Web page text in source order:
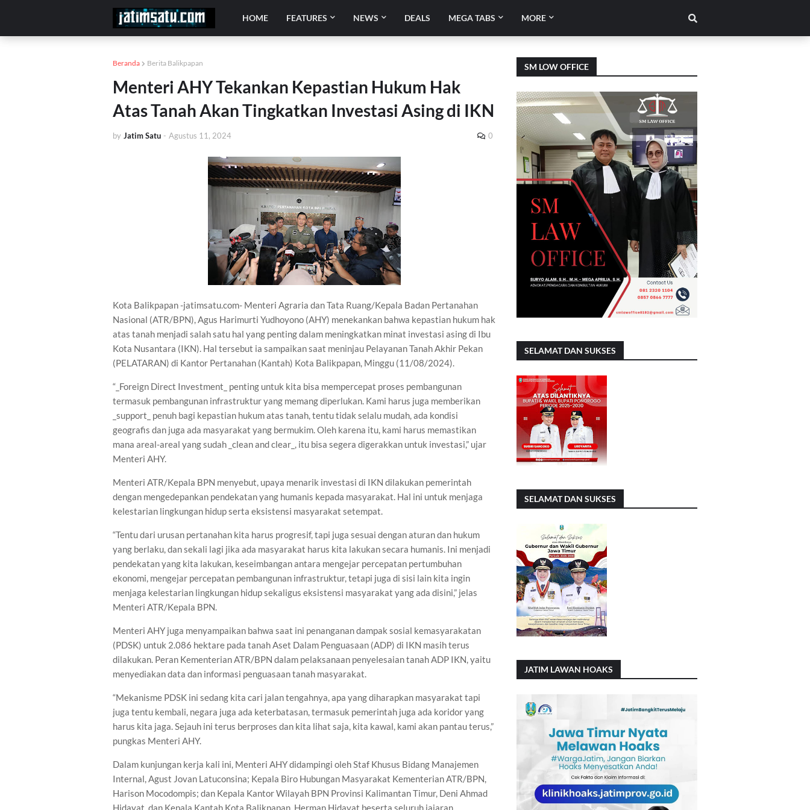
HOME FEATURES NEWS DEALS MEGA TABS MORE
Beranda Berita Balikpapan
Menteri AHY Tekankan Kepastian Hukum Hak
Atas Tanah Akan Tingkatkan Investasi Asing di IKN
by Jatim Satu - Agustus 11, 2024 0
Kota Balikpapan -jatimsatu.com- Menteri Agraria dan Tata Ruang/Kepala Badan Pertanahan
Nasional (ATR/BPN), Agus Harimurti Yudhoyono (AHY) menekankan bahwa kepastian hukum hak
atas tanah menjadi salah satu hal yang penting dalam meningkatkan minat investasi asing di Ibu
Kota Nusantara (IKN). Hal tersebut ia sampaikan saat meninjau Pelayanan Tanah Akhir Pekan
(PELATARAN) di Kantor Pertanahan (Kantah) Kota Balikpapan, Minggu (11/08/2024).
“_Foreign Direct Investment_ penting untuk kita bisa mempercepat proses pembangunan
termasuk pembangunan infrastruktur yang memang diperlukan. Kami harus juga memberikan
_support_ penuh bagi kepastian hukum atas tanah, tentu tidak selalu mudah, ada kondisi
geografis dan juga ada masyarakat yang bermukim. Oleh karena itu, kami harus memastikan
mana areal-areal yang sudah _clean and clear_, itu bisa segera digerakkan untuk investasi,” ujar
Menteri AHY.
Menteri ATR/Kepala BPN menyebut, upaya menarik investasi di IKN dilakukan pemerintah
dengan mengedepankan pendekatan yang humanis kepada masyarakat. Hal ini untuk menjaga
kelestarian lingkungan hidup serta eksistensi masyarakat setempat.
“Tentu dari urusan pertanahan kita harus progresif, tapi juga sesuai dengan aturan dan hukum
yang berlaku, dan sekali lagi jika ada masyarakat harus kita lakukan secara humanis. Ini menjadi
pendekatan yang kita lakukan, keseimbangan antara mengejar percepatan pertumbuhan
ekonomi, mengejar percepatan pembangunan infrastruktur, tetapi juga di sisi lain kita ingin
menjaga kelestarian lingkungan hidup sekaligus eksistensi masyarakat yang ada disini,” jelas
Menteri ATR/Kepala BPN.
Menteri AHY juga menyampaikan bahwa saat ini penanganan dampak sosial kemasyarakatan
(PDSK) untuk 2.086 hektare pada tanah Aset Dalam Penguasaan (ADP) di IKN masih terus
dilakukan. Peran Kementerian ATR/BPN dalam pelaksanaan penyelesaian tanah ADP IKN, yaitu
menyediakan data dan informasi penguasaan tanah masyarakat.
“Mekanisme PDSK ini sedang kita cari jalan tengahnya, apa yang diharapkan masyarakat tapi
juga tentu kembali, negara juga ada keterbatasan, termasuk pemerintah juga ada koridor yang
harus kita jaga. Sejauh ini terus berproses dan kita lihat saja, kita kawal, kami akan pantau terus,”
pungkas Menteri AHY.
Dalam kunjungan kerja kali ini, Menteri AHY didampingi oleh Staf Khusus Bidang Manajemen
Internal, Agust Jovan Latuconsina; Kepala Biro Hubungan Masyarakat Kementerian ATR/BPN,
Harison Mocodompis; dan Kepala Kantor Wilayah BPN Provinsi Kalimantan Timur, Deni Ahmad
Hidayat, dan Kepala Kantah Kota Balikpapan, Herman Hidayat beserta seluruh jajaran.
SM LOW OFFICE
SELAMAT DAN SUKSES
SELAMAT DAN SUKSES
JATIM LAWAN HOAKS